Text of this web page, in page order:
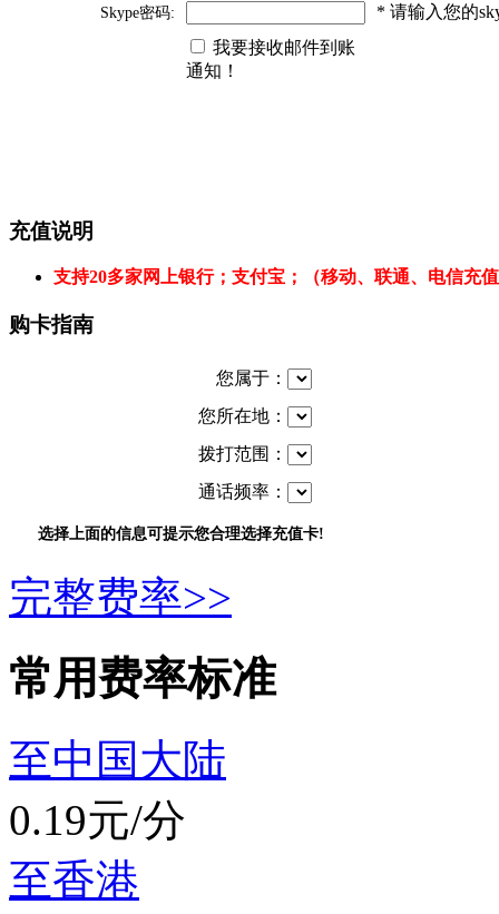
Skype密码:
* 请输入您的
我要接收邮件到账
通知！
充值说明
支持20多家网上银行；支付宝；（移动、联通、电信充
购卡指南
您属于：
您所在地：
拨打范围：
通话频率：
选择上面的信息可提示您合理选择充值卡!
完整费率>>
常用费率标准
至中国大陆
0.19元/分
至香港